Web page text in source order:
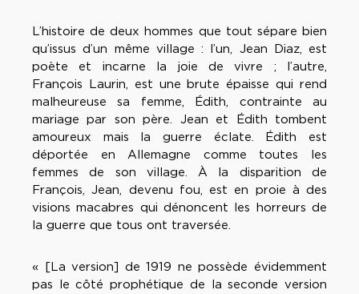
L’histoire de deux hommes que tout sépare bien
qu’issus d’un même village : l’un, Jean Diaz, est
poète et incarne la joie de vivre ; l’autre,
François Laurin, est une brute épaisse qui rend
malheureuse sa femme, Édith, contrainte au
mariage par son père. Jean et Édith tombent
amoureux mais la guerre éclate. Édith est
déportée en Allemagne comme toutes les
femmes de son village. À la disparition de
François, Jean, devenu fou, est en proie à des
visions macabres qui dénoncent les horreurs de
la guerre que tous ont traversée.
« [La version] de 1919 ne possède évidemment
pas le côté prophétique de la seconde version